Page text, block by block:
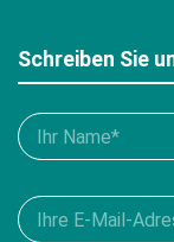
Schreiben Sie
Bitte
Sie
alle
Please
leave